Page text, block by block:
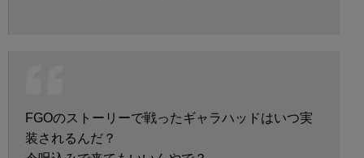
FGOのストーリーで戦ったギャラハッドはいつ実
装されるんだ？